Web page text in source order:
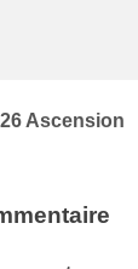
Ascension